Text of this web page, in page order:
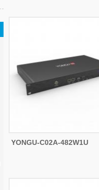
YONGU-C02A-482W1U